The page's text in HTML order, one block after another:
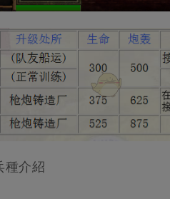
種介紹